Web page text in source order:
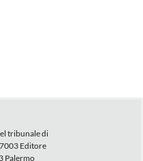
tribunale di
Editore
Palermo